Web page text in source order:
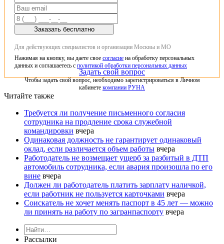
Заказать бесплатно
Для действующих специалистов и организации Москвы и МО
Нажимая на кнопку, вы даете свое согласие на обработку персональных
данных и соглашаетесь с политикой обработки персональных данных
Задать свой вопрос
Чтобы задать свой вопрос, необходимо зарегистрироваться в Личном
кабинете компании РУНА
Читайте также
Требуется ли получение письменного согласия
сотрудника на продление срока служебной
командировки вчера
Одинаковая должность не гарантирует одинаковый
оклад, если различается объем работы вчера
Работодатель не возмещает ущерб за разбитый в ДТП
автомобиль сотрудника, если авария произошла по его
вине вчера
Должен ли работодатель платить зарплату наличкой,
если работник не пользуется карточками вчера
Соискатель не хочет менять паспорт в 45 лет — можно
ли принять на работу по загранпаспорту вчера
Рассылки